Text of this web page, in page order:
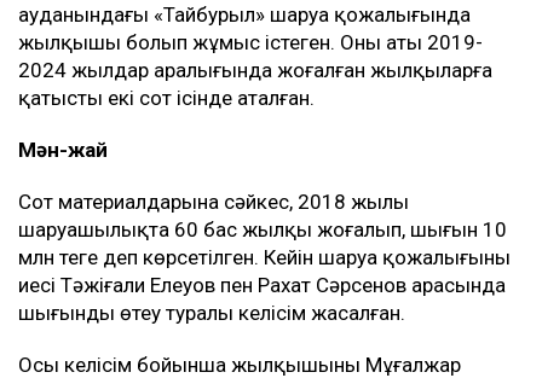
ауданындағы «Тайбурыл» шаруа қожалығында
жылқышы болып жұмыс істеген. Оның аты 2019-
2024 жылдар аралығында жоғалған жылқыларға
қатысты екі сот ісінде аталған.
Мән-жай
Сот материалдарына сәйкес, 2018 жылы
шаруашылықта 60 бас жылқы жоғалып, шығын 10
млн теңге деп көрсетілген. Кейін шаруа қожалығының
иесі Тәжіғали Елеуов пен Рахат Сәрсенов арасында
шығынды өтеу туралы келісім жасалған.
Осы келісім бойынша жылқышының Мұғалжар